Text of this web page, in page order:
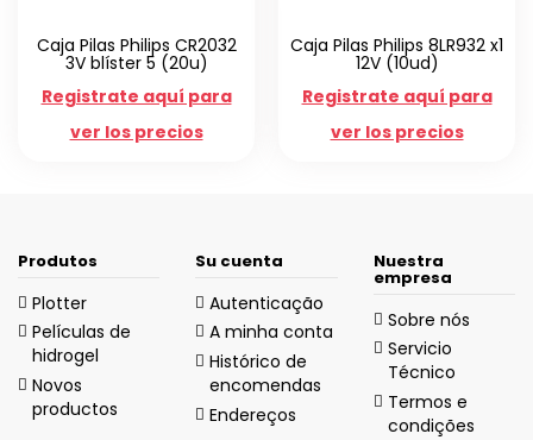
Caja Pilas Philips CR2032
3V blíster 5 (20u)
Registrate aquí para
ver los precios
Caja Pilas Philips 8LR932 x1
12V (10ud)
Registrate aquí para
ver los precios
Produtos
Plotter
Películas de
hidrogel
Novos
productos
Su cuenta
Autenticação
A minha conta
Histórico de
encomendas
Endereços
Nuestra
empresa
Sobre nós
Servicio
Técnico
Termos e
condições